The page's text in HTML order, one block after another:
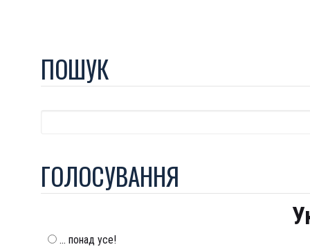
ПОШУК
ГОЛОСУВАННЯ
... понад усе!